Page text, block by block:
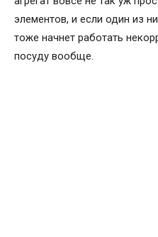
элементов, и если один из
тоже начнет работать
посуду вообще.